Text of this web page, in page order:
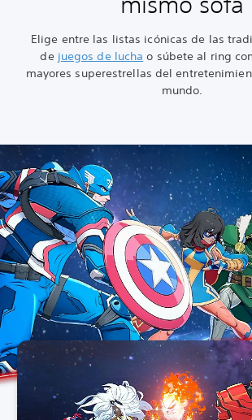
Elige entre las listas icónicas de las
de juegos de lucha o súbete al ring
mayores superestrellas del
mundo.